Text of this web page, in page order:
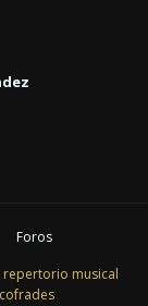
Foros
repertorio musical